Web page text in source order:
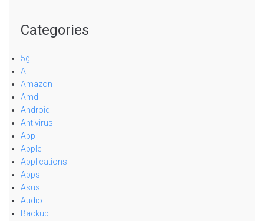
Categories
5g
Ai
Amazon
Amd
Android
Antivirus
App
Apple
Applications
Apps
Asus
Audio
Backup